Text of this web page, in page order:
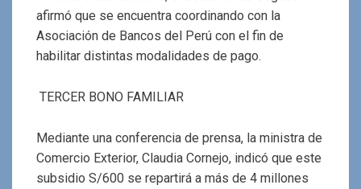
afirmó que se encuentra coordinando con la
Asociación de Bancos del Perú con el fin de
habilitar distintas modalidades de pago.
TERCER BONO FAMILIAR
Mediante una conferencia de prensa, la ministra de
Comercio Exterior, Claudia Cornejo, indicó que este
subsidio S/600 se repartirá a más de 4 millones